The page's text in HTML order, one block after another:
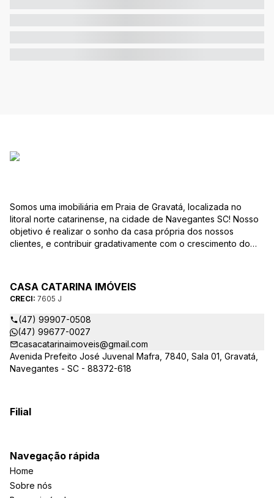
Somos uma imobiliária em Praia de Gravatá, localizada no
litoral norte catarinense, na cidade de Navegantes SC! Nosso
objetivo é realizar o sonho da casa própria dos nossos
clientes, e contribuir gradativamente com o crescimento do
CASA CATARINA IMÓVEIS
CRECI: 7605 J
(47) 99907-0508
(47) 99677-0027
casacatarinaimoveis@gmail.com
Avenida Prefeito José Juvenal Mafra, 7840, Sala 01, Gravatá,
Navegantes - SC - 88372-618
Filial
Navegação rápida
Home
Sobre nós